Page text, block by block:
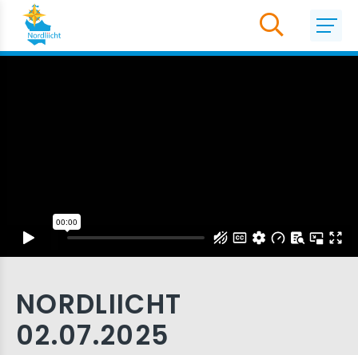
NORDLIICHT
02.07.2025